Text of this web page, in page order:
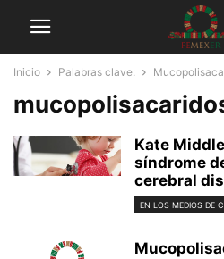
Inicio Palabras clave:
Kate
síndrome
cerebral
EN LOS MEDIOS DE